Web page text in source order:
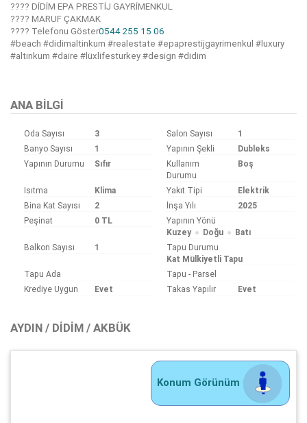
???? DİDİM EPA PRESTİJ GAYRİMENKUL
???? MARUF ÇAKMAK
???? Telefonu Göster0544 255 15 06
#beach #didimaltinkum #realestate #epaprestijgayrimenkul #luxury
#altınkum #daire #lüxlifesturkey #design #didim
ANA BILGI
Oda Sayısı 3 Salon Sayısı
1
Banyo Sayısı
1 Yapının Şekli
Dubleks
Yapının Durumu
Sıfır
Kullanım
Durumu
Boş
Isıtma Klima Yakıt Tipi
Elektrik
Bina Kat Sayısı
2 İnşa Yılı
2025
Peşinat
0 TL
Yapının Yönü
Kuzey
Doğu
Batı
Balkon Sayısı
1
Tapu Durumu
Kat Mülkiyetli Tapu
Tapu Ada
Tapu - Parsel
Krediye Uygun
Evet Takas Yapılır Evet
AYDIN / DIDIM / AKBÜK
Konum Görünüm